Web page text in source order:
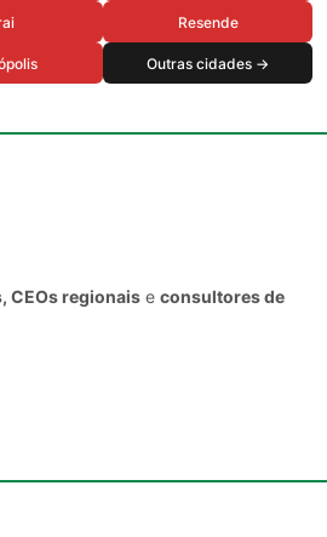
Resende
Outras cidades →
CEOs regionais e consultores de